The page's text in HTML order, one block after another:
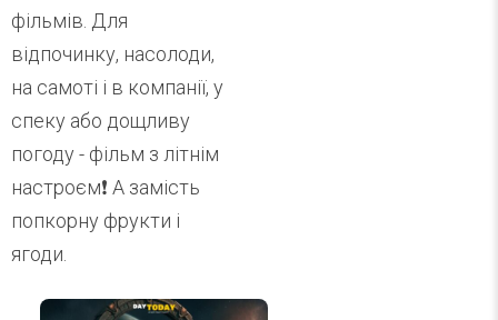
фільмів. Для
відпочинку, насолоди,
на самоті і в компанії, у
спеку або дощливу
погоду - фільм з літнім
настроєм❗️ А замість
попкорну фрукти і
ягоди.